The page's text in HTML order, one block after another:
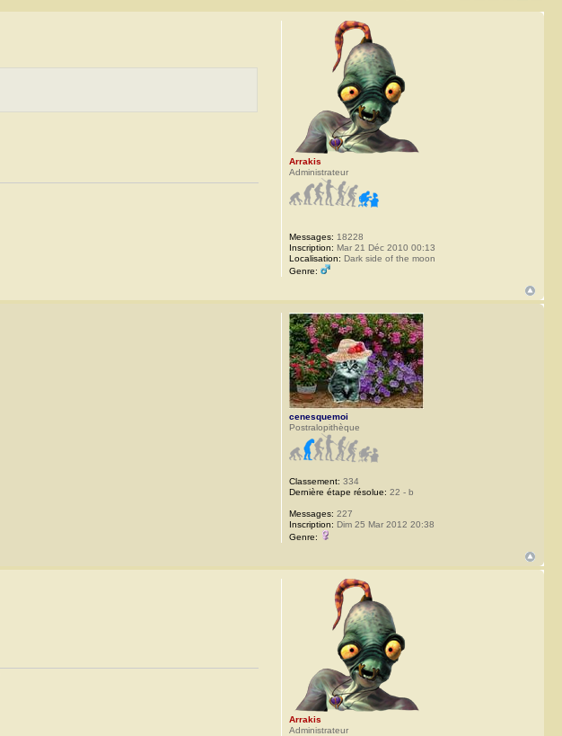
Arrakis
Administrateur
Messages: 18228
Inscription: Mar 21 Déc 2010 00:13
Localisation: Dark side of the moon
Genre:
cenesquemoi
Postralopithèque
Classement: 334
Dernière étape résolue: 22 - b
Messages: 227
Inscription: Dim 25 Mar 2012 20:38
Genre:
Arrakis
Administrateur